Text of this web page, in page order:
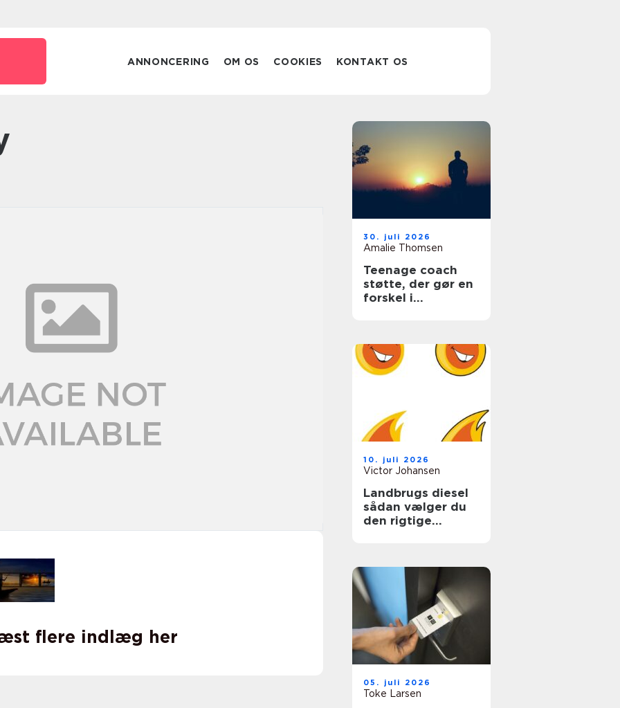
ANNONCERING OM OS COOKIES KONTAKT OS
flere indlæg her
30. juli 2026
Amalie Thomsen
Teenage coach
støtte, der gør en
forskel i
10. juli 2026
Victor Johansen
Landbrugs diesel
sådan vælger du
den rigtige
05. juli 2026
Toke Larsen